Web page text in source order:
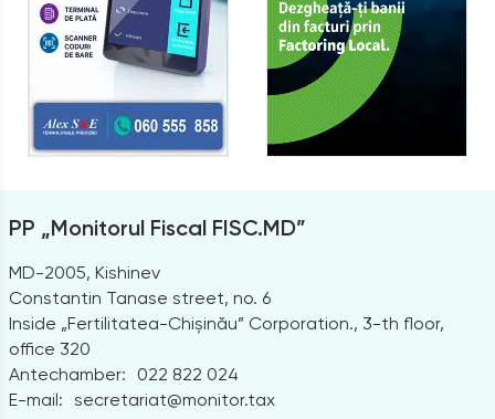
PP „Monitorul Fiscal FISC.MD”
MD-2005, Kishinev
Constantin Tanase street, no. 6
Inside „Fertilitatea-Chișinău” Corporation., 3-th floor,
office 320
Antechamber:
022 822 024
E-mail: secretariat@monitor.tax